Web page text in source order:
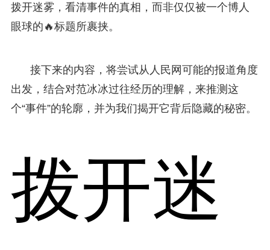
拨开迷雾，看清事件的真相，而非仅仅被一个博人
眼球的🔥标题所裹挟。
接下来的内容，将尝试从人民网可能的报道角度
出发，结合对范冰冰过往经历的理解，来推测这
个“事件”的轮廓，并为我们揭开它背后隐藏的秘密。
拨开迷